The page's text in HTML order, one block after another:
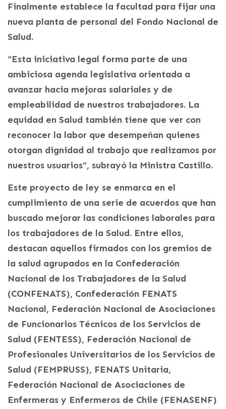
Finalmente establece la facultad para fijar una
nueva planta de personal del Fondo Nacional de
Salud.
“Esta iniciativa legal forma parte de una
ambiciosa agenda legislativa orientada a
avanzar hacia mejoras salariales y de
empleabilidad de nuestros trabajadores. La
equidad en Salud también tiene que ver con
reconocer la labor que desempeñan quienes
otorgan dignidad al trabajo que realizamos por
nuestros usuarios”, subrayó la Ministra Castillo.
Este proyecto de ley se enmarca en el
cumplimiento de una serie de acuerdos que han
buscado mejorar las condiciones laborales para
los trabajadores de la Salud. Entre ellos,
destacan aquellos firmados con los gremios de
la salud agrupados en la Confederación
Nacional de los Trabajadores de la Salud
(CONFENATS), Confederación FENATS
Nacional, Federación Nacional de Asociaciones
de Funcionarios Técnicos de los Servicios de
Salud (FENTESS), Federación Nacional de
Profesionales Universitarios de los Servicios de
Salud (FEMPRUSS), FENATS Unitaria,
Federación Nacional de Asociaciones de
Enfermeras y Enfermeros de Chile (FENASENF)